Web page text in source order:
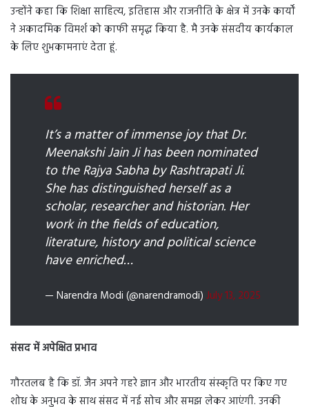
उन्होंने कहा कि शिक्षा साहित्य, इतिहास और राजनीति के क्षेत्र में उनके कार्यों
ने अकादमिक विमर्श को काफी समृद्ध किया है. मै उनके संसदीय कार्यकाल
के लिए शुभकामनाएं देता हूं.
It’s a matter of immense joy that Dr.
Meenakshi Jain Ji has been nominated
to the Rajya Sabha by Rashtrapati Ji.
She has distinguished herself as a
scholar, researcher and historian. Her
work in the fields of education,
literature, history and political science
have enriched…
— Narendra Modi (@narendramodi) July 13, 2025
संसद में अपेक्षित प्रभाव
गौरतलब है कि डॉ. जैन अपने गहरे ज्ञान और भारतीय संस्कृति पर किए गए
शोध के अनुभव के साथ संसद में नई सोच और समझ लेकर आएंगी. उनकी